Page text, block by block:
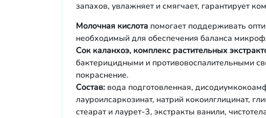
запахов, увлажняет и смягчает, гарантирует
Молочная кислота помогает поддерживать
необходимый для обеспечения баланса
Сок каланхоэ, комплекс растительных
бактерицидными и противовоспалительными
покраснение.
Состав: вода подготовленная,
лауроилсаркозинат, натрий кокоилглицинат,
стеарат и лаурет-3, экстракты ванили,